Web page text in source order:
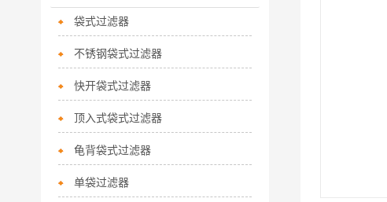
袋式过滤器
不锈钢袋式过滤器
快开袋式过滤器
顶入式袋式过滤器
龟背袋式过滤器
单袋过滤器